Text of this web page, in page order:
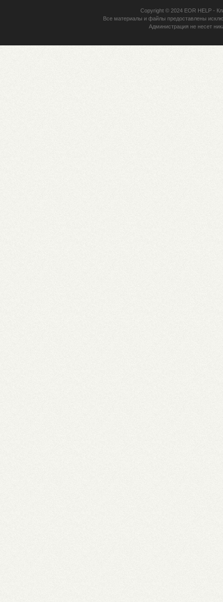
Copyright © 2024 EOR HELP-
Все материалы и файлы предоставлены
Администрация не несет